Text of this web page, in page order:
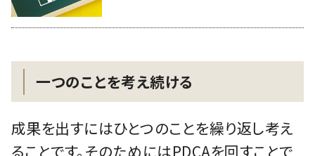
一つのことを考え続ける
成果を出すにはひとつのことを繰り返し考え
ることです。そのためにはPDCAを回すことで